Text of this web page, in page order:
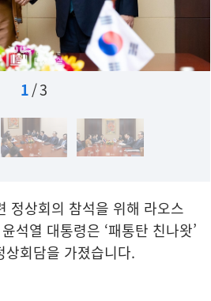
1/3
정상회의 참석을 위해 라오스
석열 대통령은 ‘패통탄 친나왓’
회담을 가졌습니다.